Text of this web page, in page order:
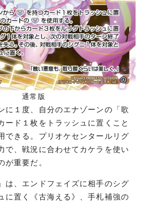
通常版
に１度、自分のエナゾーンの「歌
ード１枚をトラッシュに置くこと
できる。プリオケセンタールリグ
で、戦況に合わせてカケラを使い
が重要だ。
は、エンドフェイズに相手のシグ
に置く《古海える》、手札補強の